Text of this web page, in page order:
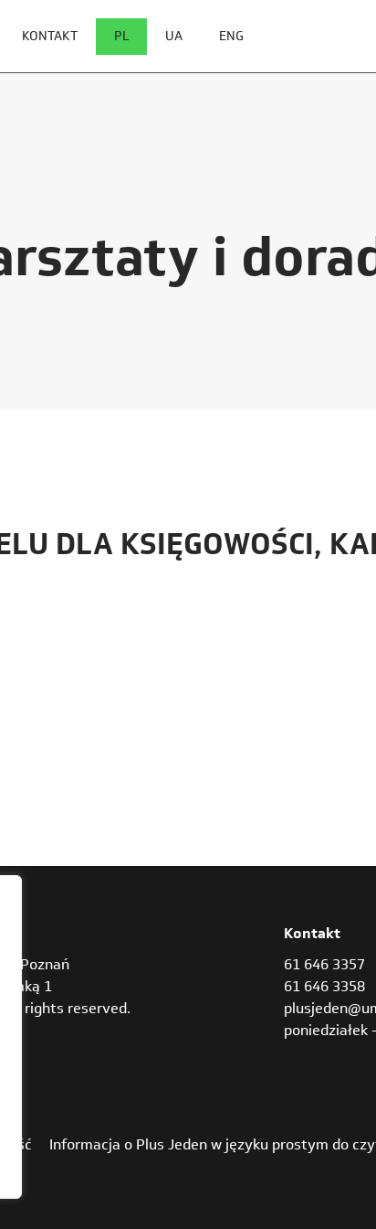
KONTAKT PL UA ENG
i
DLA KSIĘGOWOŚCI,
Poznań
1
all rights reserved.
Kontakt
61 646 3357
61 646 3358
Informacja o Plus Jeden w języku prostym do